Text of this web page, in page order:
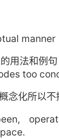
manner
用法和例句
too
念化所以不